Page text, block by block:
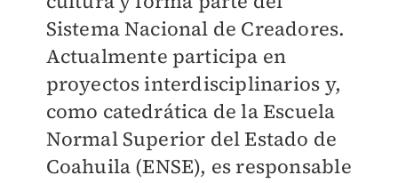
Sistema Nacional de Creadores.
Actualmente participa en
proyectos interdisciplinarios y,
como catedrática de la Escuela
Normal Superior del Estado de
Coahuila (ENSE), es responsable